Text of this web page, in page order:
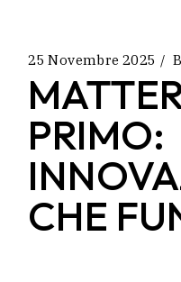
25 Novembre 2025
PRIMO:
CHE